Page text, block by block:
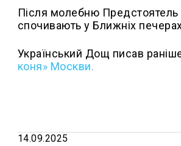
Після молебню
спочивають у Ближніх
Український Дощ писав
коня» Москви.
14.09.2025